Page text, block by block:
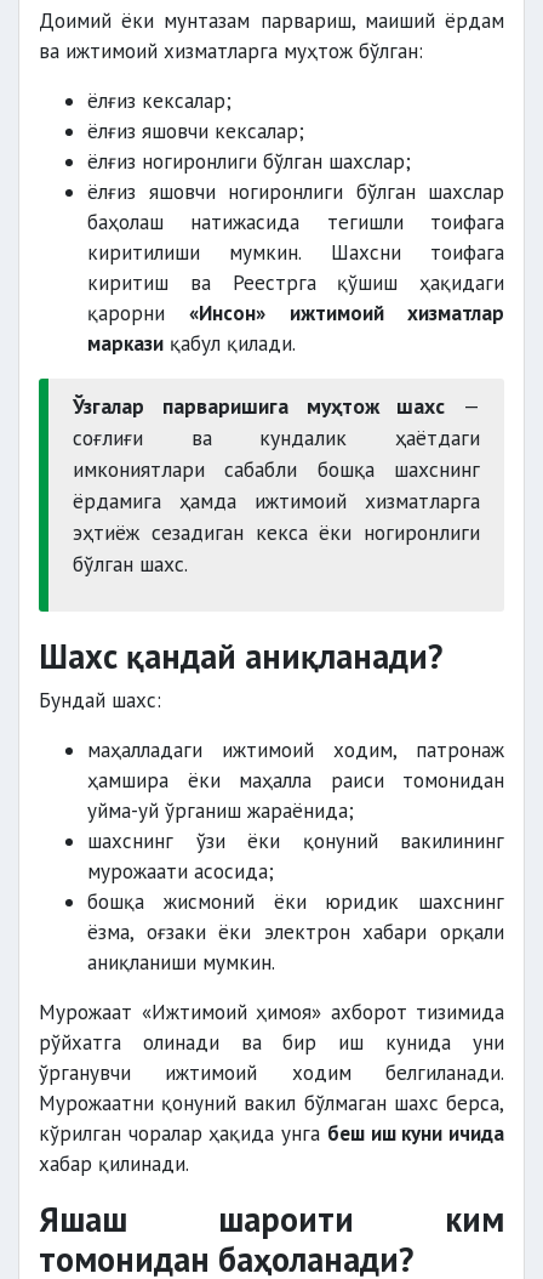
Доимий ёки мунтазам парвариш, маиший ёрдам
ва ижтимоий хизматларга муҳтож бўлган:
ёлғиз кексалар;
ёлғиз яшовчи кексалар;
ёлғиз ногиронлиги бўлган шахслар;
ёлғиз яшовчи ногиронлиги бўлган шахслар
баҳолаш натижасида тегишли тоифага
киритилиши мумкин. Шахсни тоифага
киритиш ва Реестрга қўшиш ҳақидаги
қарорни«Инсон» ижтимоий хизматлар
маркази қабул қилади.
Ўзгалар парваришига муҳтож шахс —
соғлиғи ва кундалик ҳаётдаги
имкониятлари сабабли бошқа шахснинг
ёрдамига ҳамда ижтимоий хизматларга
эҳтиёж сезадиган кекса ёки ногиронлиги
бўлган шахс.
Шахс қандай аниқланади?
Бундай шахс:
маҳалладаги ижтимоий ходим, патронаж
ҳамшира ёки маҳалла раиси томонидан
уйма-уй ўрганиш жараёнида;
шахснинг ўзи ёки қонуний вакилининг
мурожаати асосида;
бошқа жисмоний ёки юридик шахснинг
ёзма, оғзаки ёки электрон хабари орқали
аниқланиши мумкин.
Мурожаат «Ижтимоий ҳимоя» ахборот тизимида
рўйхатга олинади ва бир иш кунида уни
ўрганувчи ижтимоий ходим белгиланади.
Мурожаатни қонуний вакил бўлмаган шахс берса,
кўрилган чоралар ҳақида унга беш иш куни ичида
хабар қилинади.
Яшаш шароити ким
томонидан баҳоланади?